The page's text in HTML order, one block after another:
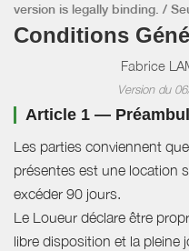
version is legally binding. /
Conditions
Fabrice
Version du
Article 1 —
Les parties conviennent
présentes est une location
excéder 90 jours.
Le Loueur déclare être
libre disposition et la pleine